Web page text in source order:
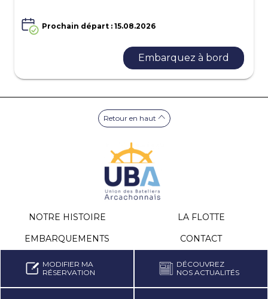
Prochain départ : 15.08.2026
Embarquez à bord
Retour en haut
NOTRE HISTOIRE
LA FLOTTE
EMBARQUEMENTS
CONTACT
MODIFIER MA
RÉSERVATION
DÉCOUVREZ
NOS ACTUALITÉS